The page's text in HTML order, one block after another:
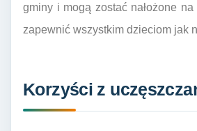
gminy i mogą zostać nałożone
zapewnić wszystkim dzieciom jak
Korzyści z